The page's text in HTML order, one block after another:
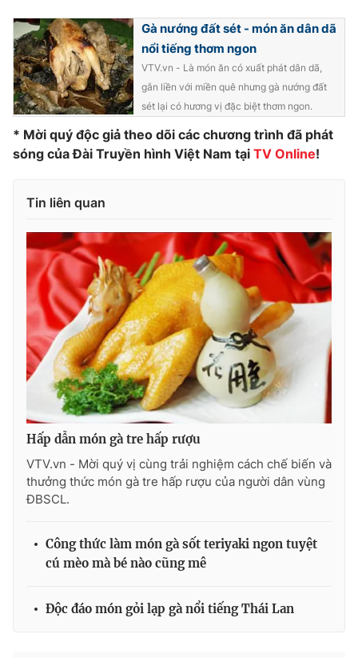
Khán giả
Giải sao mai
Âm nhạc
Sao
Du lịch
Làm đẹp
Chất lượng cuộc sống
Giáo dục
Tuyển sinh
Học trực tuyến
Công nghệ
Hitech Công nghệ tương lai
Sản phẩm
Thị trường
Giao lưu trực tuyến
Chuyên mục khác
Emagazine Podcast
Photo Infographic
Video Shorts video
VTV Money VTV Thể thao
VTV Sức khoẻ Bất động sản
VTV4 Vươn mình bằng AI
VTV9 VTV8
Gà nướng đất sét - món ăn dân dã
nổi tiếng thơm ngon
VTV.vn - Là món ăn có xuất phát dân dã,
gắn liền với miền quê nhưng gà nướng đất
sét lại có hương vị đặc biệt thơm ngon.
* Mời quý độc giả theo dõi các chương trình đã phát
sóng của Đài Truyền hình Việt Nam tại TV Online!
Tin liên quan
Hấp dẫn món gà tre hấp rượu
VTV.vn - Mời quý vị cùng trải nghiệm cách chế biến và
thưởng thức món gà tre hấp rượu của người dân vùng
ĐBSCL.
Công thức làm món gà sốt teriyaki ngon tuyệt
cú mèo mà bé nào cũng mê
Độc đáo món gỏi lạp gà nổi tiếng Thái Lan